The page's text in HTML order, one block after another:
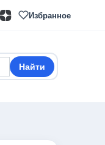
Избранное
Найти